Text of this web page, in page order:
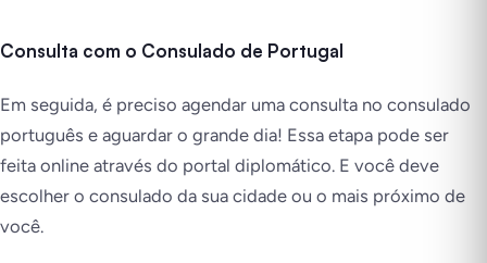
Consulta com o Consulado de Portugal
Em seguida, é preciso agendar uma consulta no consulado
português e aguardar o grande dia! Essa etapa pode ser
feita online através do portal diplomático. E você deve
escolher o consulado da sua cidade ou o mais próximo de
você.